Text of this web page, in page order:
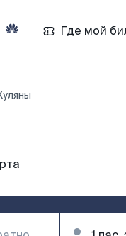
Где мой